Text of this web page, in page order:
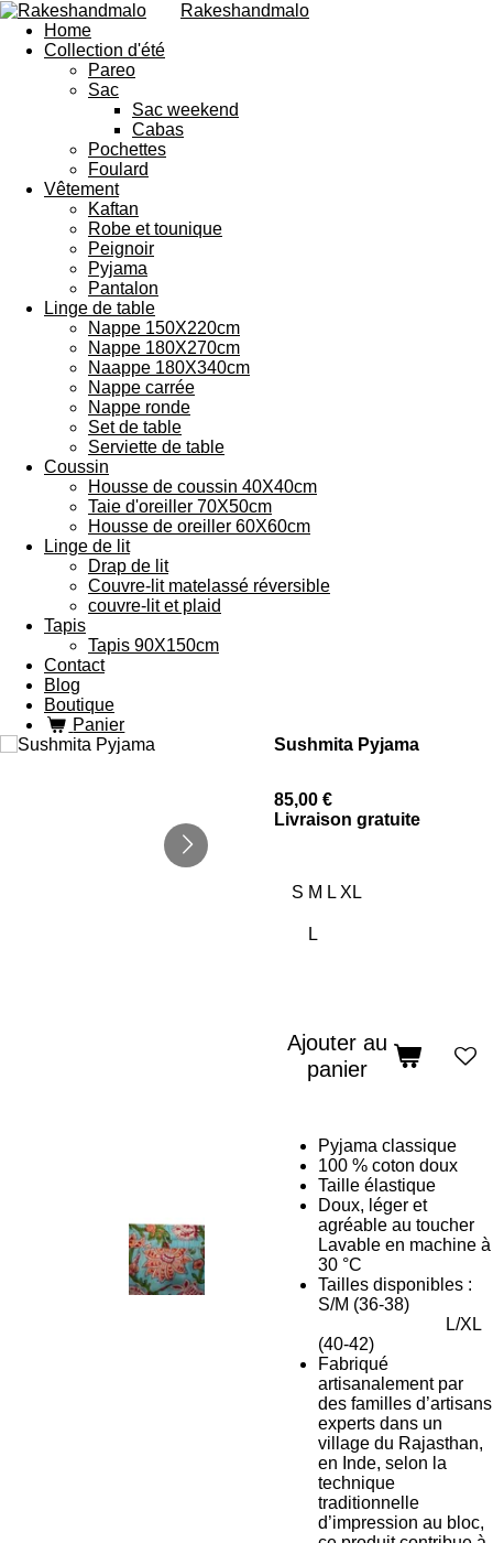
Rakeshandmalo
Home
Collection d'été
Pareo
Sac
Sac weekend
Cabas
Pochettes
Foulard
Vêtement
Kaftan
Robe et tounique
Peignoir
Pyjama
Pantalon
Linge de table
Nappe 150X220cm
Nappe 180X270cm
Naappe 180X340cm
Nappe carrée
Nappe ronde
Set de table
Serviette de table
Coussin
Housse de coussin 40X40cm
Taie d'oreiller 70X50cm
Housse de oreiller 60X60cm
Linge de lit
Drap de lit
Couvre-lit matelassé réversible
couvre-lit et plaid
Tapis
Tapis 90X150cm
Contact
Blog
Boutique
Panier
Sushmita Pyjama
85,00 €
Livraison gratuite
S M L XL
Ajouter au
panier
Pyjama classique
100 % coton doux
Taille élastique
Doux, léger et
agréable au toucher
Lavable en machine à
30 °C
Tailles disponibles :
S/M (36-38)
L/XL
(40-42)
Fabriqué
artisanalement par
des familles d’artisans
experts dans un
village du Rajasthan,
en Inde, selon la
technique
traditionnelle
d’impression au bloc,